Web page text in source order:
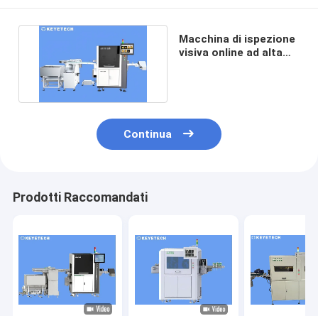
Macchina di ispezione
visiva online ad alta
Continua
Prodotti Raccomandati